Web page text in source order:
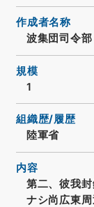
作成者名称
波集団司令部
規模
1
組織歴/履歴
陸軍省
内容
第二、彼我
ナシ尚広東